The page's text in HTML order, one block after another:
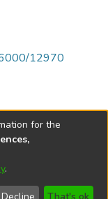
12970
Send
for the
.